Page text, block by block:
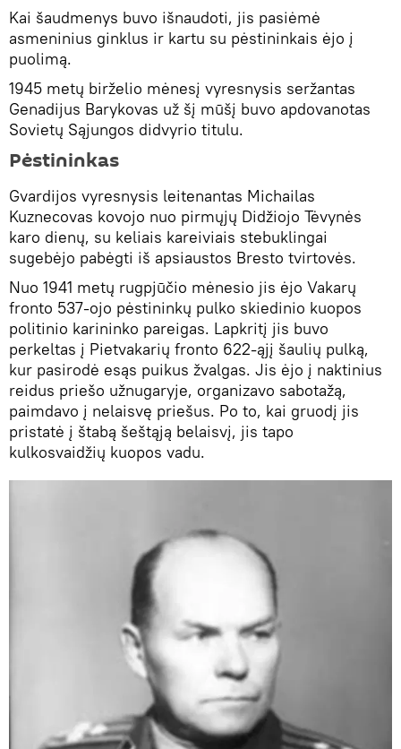
Kai šaudmenys buvo išnaudoti, jis pasiėmė
asmeninius ginklus ir kartu su pėstininkais ėjo į
puolimą.
1945 metų birželio mėnesį vyresnysis seržantas
Genadijus Barykovas už šį mūšį buvo apdovanotas
Sovietų Sąjungos didvyrio titulu.
Pėstininkas
Gvardijos vyresnysis leitenantas Michailas
Kuznecovas kovojo nuo pirmųjų Didžiojo Tėvynės
karo dienų, su keliais kareiviais stebuklingai
sugebėjo pabėgti iš apsiaustos Bresto tvirtovės.
Nuo 1941 metų rugpjūčio mėnesio jis ėjo Vakarų
fronto 537-ojo pėstininkų pulko skiedinio kuopos
politinio karininko pareigas. Lapkritį jis buvo
perkeltas į Pietvakarių fronto 622-ąjį šaulių pulką,
kur pasirodė esąs puikus žvalgas. Jis ėjo į naktinius
reidus priešo užnugaryje, organizavo sabotažą,
paimdavo į nelaisvę priešus. Po to, kai gruodį jis
pristatė į štabą šeštąją belaisvį, jis tapo
kulkosvaidžių kuopos vadu.